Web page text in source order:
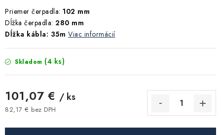
Kontakty Poštovné a doprava
Reklamačné podmienky
Priemer čerpadla: 102 mm
Dĺžka čerpadla: 280 mm
Dĺžka kábla: 35m Viac informácií
Skladom (4 ks)
101,07 € / ks
82,17 € bez DPH